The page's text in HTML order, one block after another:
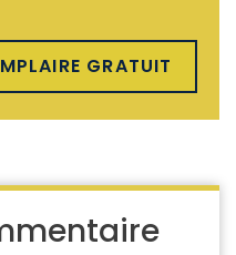
GRATUIT